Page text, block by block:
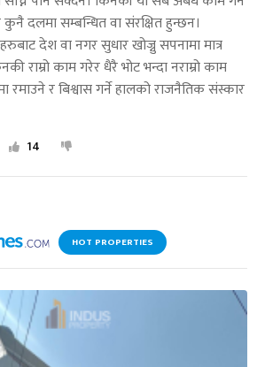
दलमा सम्बन्धित वा संरक्षित हुन्छन।
देश वा नगर सुधार खोज्नु सपनामा मात्र
राम्रो काम गरेर धैरै भोट भन्दा नराम्रो काम
रमाउने र बिश्वास गर्ने हालको राजनैतिक संस्कार
14
HOT PROPERTIES